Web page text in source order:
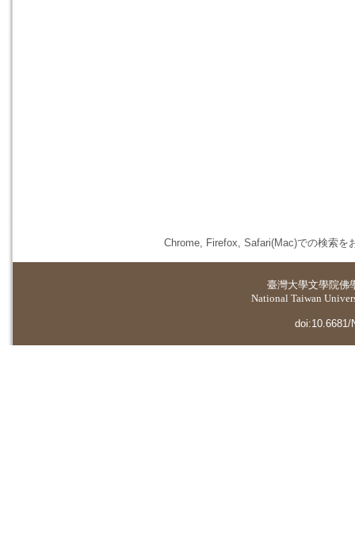
Chrome, Firefox, Safari(Mac)での検索を
臺灣大學文學院佛
National Taiwan
doi:10.6681/